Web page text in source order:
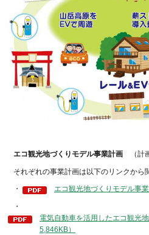
エコ観光地づくりモデル事業計画 （計
それぞれの事業計画は以下のリンクから
・ エコ観光地づくりモデル事
・
電気自動車を活用したエコ観光
5,846KB）